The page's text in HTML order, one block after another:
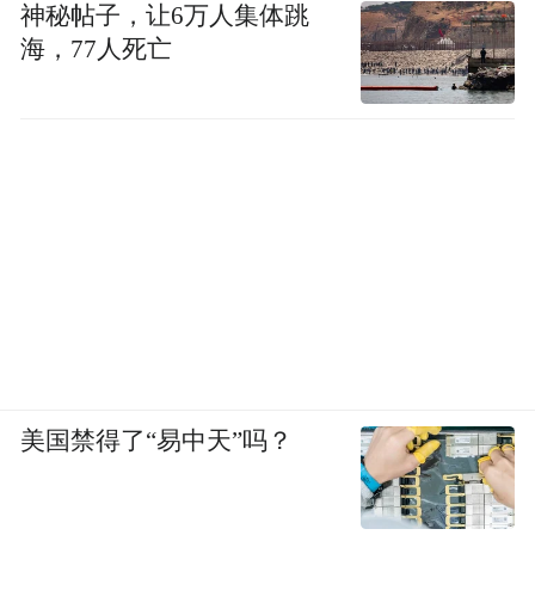
神秘帖子，让6万人集体跳
海，77人死亡
美国禁得了“易中天”吗？